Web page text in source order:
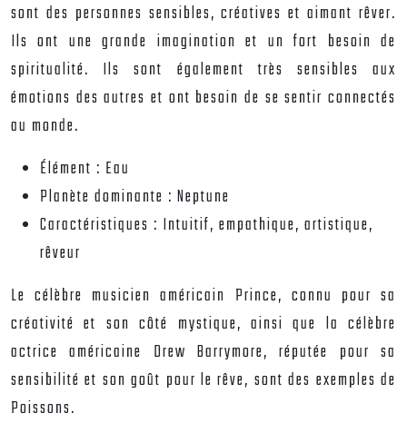
sont des personnes sensibles, créatives et aimant rêver.
Ils ont une grande imagination et un fort besoin de
spiritualité. Ils sont également très sensibles aux
émotions des autres et ont besoin de se sentir connectés
au monde.
Élément : Eau
Planète dominante : Neptune
Caractéristiques : Intuitif, empathique, artistique,
rêveur
Le célèbre musicien américain Prince, connu pour sa
créativité et son côté mystique, ainsi que la célèbre
actrice américaine Drew Barrymore, réputée pour sa
sensibilité et son goût pour le rêve, sont des exemples de
Poissons.